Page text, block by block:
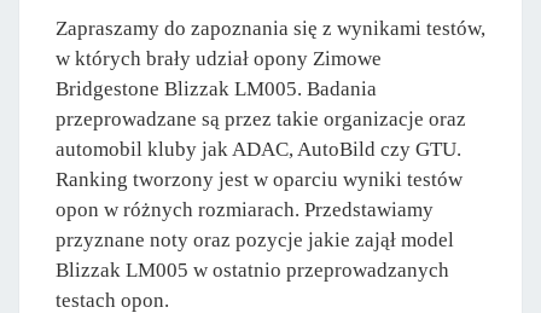
Zapraszamy do zapoznania się z wynikami testów,
w których brały udział opony Zimowe
Bridgestone Blizzak LM005. Badania
przeprowadzane są przez takie organizacje oraz
automobil kluby jak ADAC, AutoBild czy GTU.
Ranking tworzony jest w oparciu wyniki testów
opon w różnych rozmiarach. Przedstawiamy
przyznane noty oraz pozycje jakie zajął model
Blizzak LM005 w ostatnio przeprowadzanych
testach opon.